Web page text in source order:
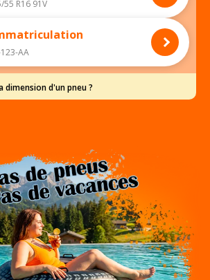
55 R16 91V
123-AA
dimension d'un pneu ?